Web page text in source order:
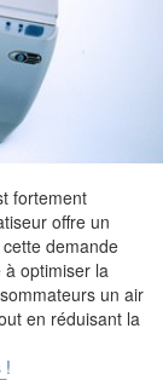
fortement
offre un
demande
optimiser la
un air
en réduisant la
!